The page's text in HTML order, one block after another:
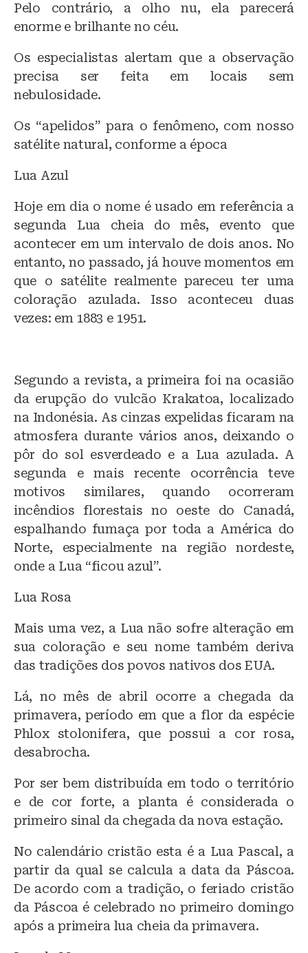
Pelo contrário, a olho nu, ela parecerá
enorme e brilhante no céu.
Os especialistas alertam que a observação
precisa ser feita em locais sem
nebulosidade.
Os “apelidos” para o fenômeno, com nosso
satélite natural, conforme a época
Lua Azul
Hoje em dia o nome é usado em referência a
segunda Lua cheia do mês, evento que
acontecer em um intervalo de dois anos. No
entanto, no passado, já houve momentos em
que o satélite realmente pareceu ter uma
coloração azulada. Isso aconteceu duas
vezes: em 1883 e 1951.
Segundo a revista, a primeira foi na ocasião
da erupção do vulcão Krakatoa, localizado
na Indonésia. As cinzas expelidas ficaram na
atmosfera durante vários anos, deixando o
pôr do sol esverdeado e a Lua azulada. A
segunda e mais recente ocorrência teve
motivos similares, quando ocorreram
incêndios florestais no oeste do Canadá,
espalhando fumaça por toda a América do
Norte, especialmente na região nordeste,
onde a Lua “ficou azul”.
Lua Rosa
Mais uma vez, a Lua não sofre alteração em
sua coloração e seu nome também deriva
das tradições dos povos nativos dos EUA.
Lá, no mês de abril ocorre a chegada da
primavera, período em que a flor da espécie
Phlox stolonifera, que possui a cor rosa,
desabrocha.
Por ser bem distribuída em todo o território
e de cor forte, a planta é considerada o
primeiro sinal da chegada da nova estação.
No calendário cristão esta é a Lua Pascal, a
partir da qual se calcula a data da Páscoa.
De acordo com a tradição, o feriado cristão
da Páscoa é celebrado no primeiro domingo
após a primeira lua cheia da primavera.